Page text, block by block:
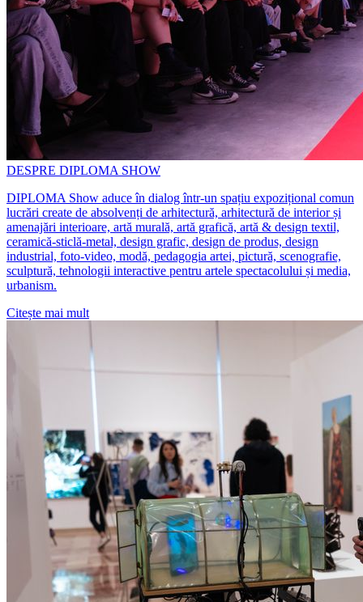
DESPRE DIPLOMA SHOW
DIPLOMA Show aduce în dialog într-un spațiu expozițional comun
lucrări create de absolvenți de arhitectură, arhitectură de interior și
amenajări interioare, artă murală, artă grafică, artă & design textil,
ceramică-sticlă-metal, design grafic, design de produs, design
industrial, foto-video, modă, pedagogia artei, pictură, scenografie,
sculptură, tehnologii interactive pentru artele spectacolului și media,
urbanism.
Citește mai mult